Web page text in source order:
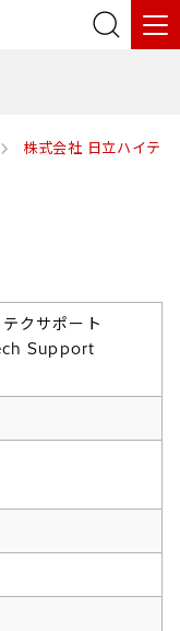
株式会社 日立ハイテ
クサポート
Support